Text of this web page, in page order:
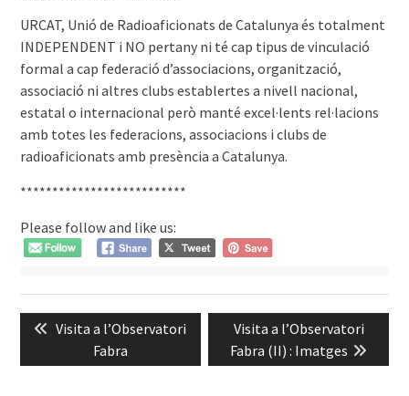
URCAT, Unió de Radioaficionats de Catalunya és totalment
INDEPENDENT i NO pertany ni té cap tipus de vinculació
formal a cap federació d’associacions, organització,
associació ni altres clubs establertes a nivell nacional,
estatal o internacional però manté excel·lents rel·lacions
amb totes les federacions, associacions i clubs de
radioaficionats amb presència a Catalunya.
**************************
Please follow and like us:
d'entrades
Previous
Visita a l’Observatori
Fabra
Next
post:
Visita a l’Observatori
Fabra (II) : Imatges